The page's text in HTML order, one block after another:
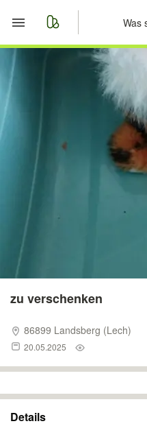
Nachrichten
Anzeige aufgeben
zu verschenken
86899 Landsberg (Lech)
20.05.2025
Details